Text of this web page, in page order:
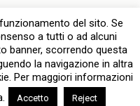
Pc Desktop
del sito. Se
a tutti o ad alcuni
banner, scorrendo questa
la navigazione in altra
Per maggiori informazioni
Accetto Reject